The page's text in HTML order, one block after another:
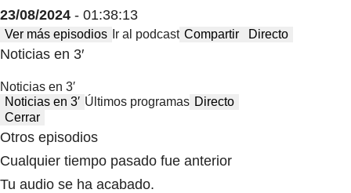
23/08/2024 - 01:38:13
Ver más episodios Ir al podcast Compartir Directo
Noticias en 3′
Noticias en 3′
Noticias en 3′ Últimos programas Directo
Cerrar
Otros episodios
Cualquier tiempo pasado fue anterior
Tu audio se ha acabado.